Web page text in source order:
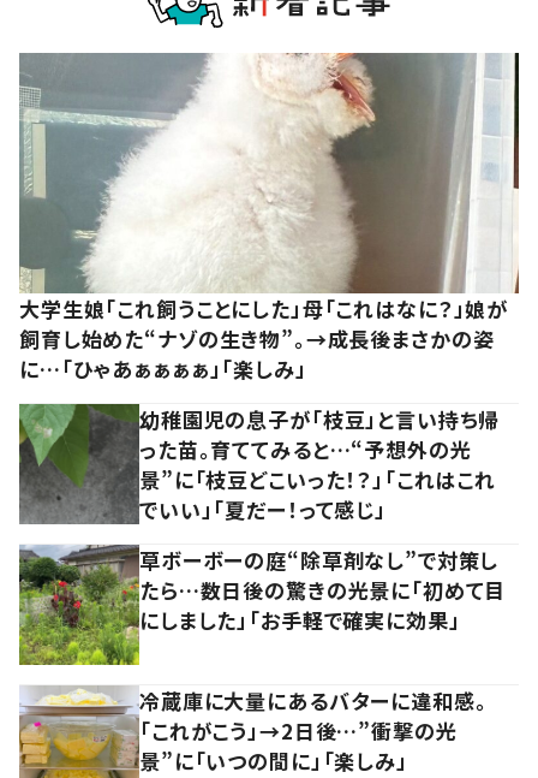
大学生娘「これ飼うことにした」母「これはなに？」娘が
飼育し始めた“ナゾの生き物”。→成長後まさかの姿
に…「ひゃあぁぁぁぁ」「楽しみ」
幼稚園児の息子が「枝豆」と言い持ち帰
った苗。育ててみると…“予想外の光
景”に「枝豆どこいった！？」「これはこれ
でいい」「夏だー！って感じ」
草ボーボーの庭“除草剤なし”で対策し
たら…数日後の驚きの光景に「初めて目
にしました」「お手軽で確実に効果」
冷蔵庫に大量にあるバターに違和感。
「これがこう」→2日後…”衝撃の光
景”に「いつの間に」「楽しみ」